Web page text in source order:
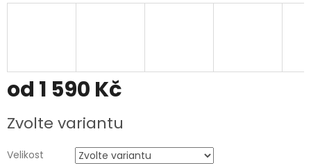
od 1 590 Kč
cena:
Zvolte variantu
Velikost